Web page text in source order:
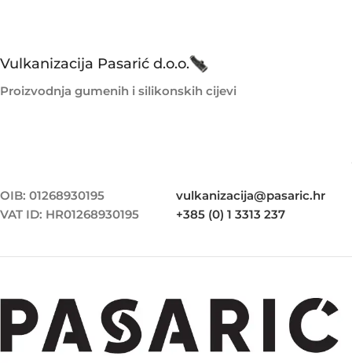
Vulkanizacija Pasarić d.o.o.
Proizvodnja gumenih i silikonskih cijevi
OIB: 01268930195
VAT ID: HR01268930195
vulkanizacija@pasaric.hr
+385 (0) 1 3313 237